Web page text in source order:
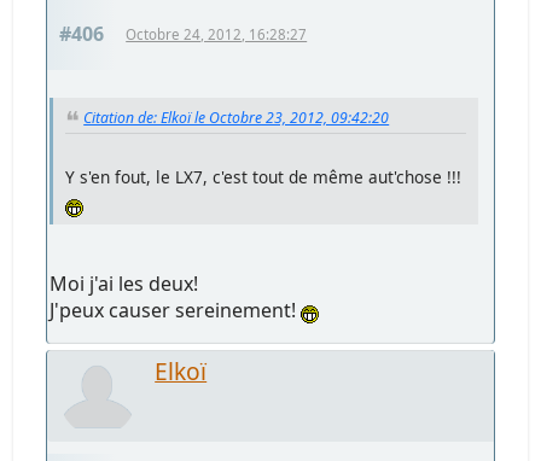
#406 Octobre 24, 2012, 16:28:27
Citation de: Elkoï le Octobre 23, 2012, 09:42:20
Y s'en fout, le LX7, c'est tout de même aut'chose !!!
Moi j'ai les deux!
J'peux causer sereinement!
Elkoï